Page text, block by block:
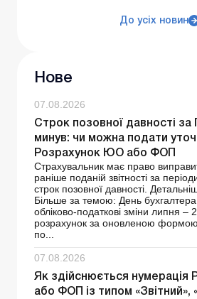
До усіх новин
Нове
07.08.2026
Строк позовної давності за
минув: чи можна подати
Розрахунок ЮО або ФОП
Страхувальник має право
раніше поданій звітності за
строк позовної давності.
Більше за темою: День бухгалтера
обліково-податкові зміни липня –
розрахунок за оновленою
по...
07.08.2026
Як здійснюється нумерація
або ФОП із типом «Звітний»,